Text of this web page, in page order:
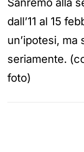
dall’11 al 15
un’ipotesi,
seriamente.
foto)